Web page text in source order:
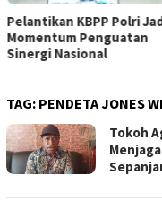
Akpol 2026 Saring
Masa Depan Lewat CAT
Berstandar Tinggi
TAG: PENDETA JONES
Tokoh